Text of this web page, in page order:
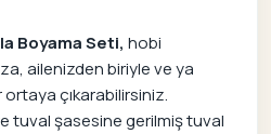
Boyama Seti, hobi
ailenizden biriyle ve ya
ortaya çıkarabilirsiniz.
tuval şasesine gerilmiş tuval